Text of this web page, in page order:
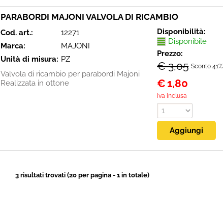
PARABORDI MAJONI VALVOLA DI RICAMBIO
Cod. art.:
12271
Marca:
MAJONI
Unità di misura: PZ
Valvola di ricambio per parabordi Majoni
Realizzata in ottone
Disponibilità:
Disponibile
Prezzo:
€ 3,05 Sconto 41%
€ 1,80
iva inclusa
3 risultati trovati (20 per pagina - 1 in totale)